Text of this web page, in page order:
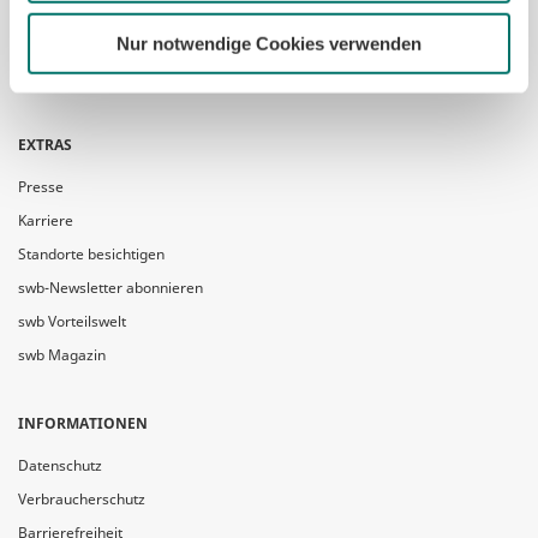
Nur notwendige Cookies verwenden
Vertrag kündigen
Störung melden
Aktuelle Netzunterbrechungen
EXTRAS
Presse
Karriere
Standorte besichtigen
swb-Newsletter abonnieren
swb Vorteilswelt
swb Magazin
INFORMATIONEN
Datenschutz
Verbraucherschutz
Barrierefreiheit